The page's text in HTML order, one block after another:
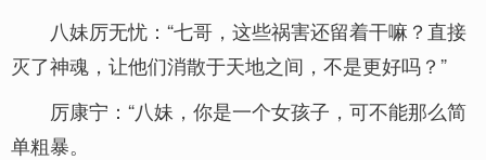
八妹厉无忧：“七哥，这些祸害还留着干嘛？直接
灭了神魂，让他们消散于天地之间，不是更好吗？”
厉康宁：“八妹，你是一个女孩子，可不能那么简
单粗暴。